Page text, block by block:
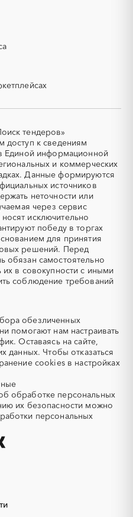
СКС (структурированные
СОЖ (смазочно-
УДС (установки
депарафинизации скважин)
ЯТЭК
Авиаперевозка
Авиационные работы
вертолетами
Автовозы
Автозапчасти
Автомобили
Авторский надзор
Автоцистерны пожарные
Аквариумы
Алкогольная продукция
Алмазная резка
Аммоний
Антенны
тендеров»
доступ к сведениям
Единой информационной
и коммерческих
Данные формируются
источников
неточности или
через сервис
исключительно
победу в торгах
для принятия
решений. Перед
обязан самостоятельно
в совокупности с иными
соблюдение требований
обезличенных
помогают нам настраивать
Оставаясь на сайте,
данных. Чтобы отказаться
cookies в настройках
обработке персональных
их безопасности можно
персональных